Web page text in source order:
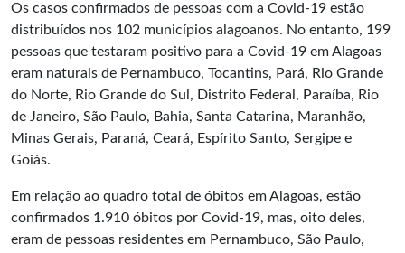
Os casos confirmados de pessoas com a Covid-19 estão
distribuídos nos 102 municípios alagoanos. No entanto, 199
pessoas que testaram positivo para a Covid-19 em Alagoas
eram naturais de Pernambuco, Tocantins, Pará, Rio Grande
do Norte, Rio Grande do Sul, Distrito Federal, Paraíba, Rio
de Janeiro, São Paulo, Bahia, Santa Catarina, Maranhão,
Minas Gerais, Paraná, Ceará, Espírito Santo, Sergipe e
Goiás.
Em relação ao quadro total de óbitos em Alagoas, estão
confirmados 1.910 óbitos por Covid-19, mas, oito deles,
eram de pessoas residentes em Pernambuco, São Paulo,